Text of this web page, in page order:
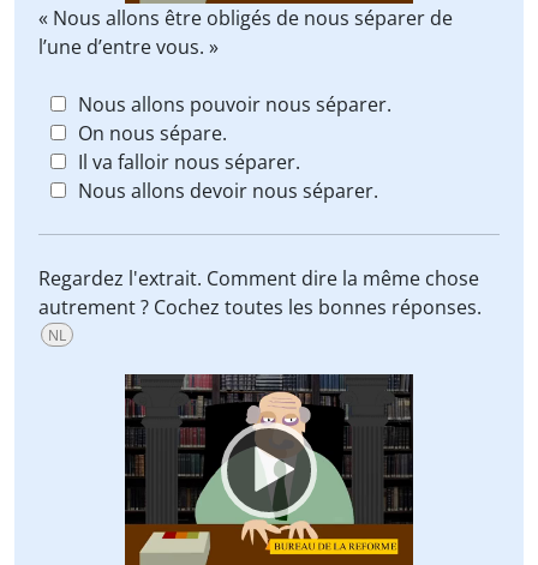
« Nous allons être obligés de nous séparer de
l’une d’entre vous. »
Nous allons pouvoir nous séparer.
On nous sépare.
Il va falloir nous séparer.
Nous allons devoir nous séparer.
Regardez l'extrait. Comment dire la même chose
autrement ? Cochez toutes les bonnes réponses.
NL
Video
Player